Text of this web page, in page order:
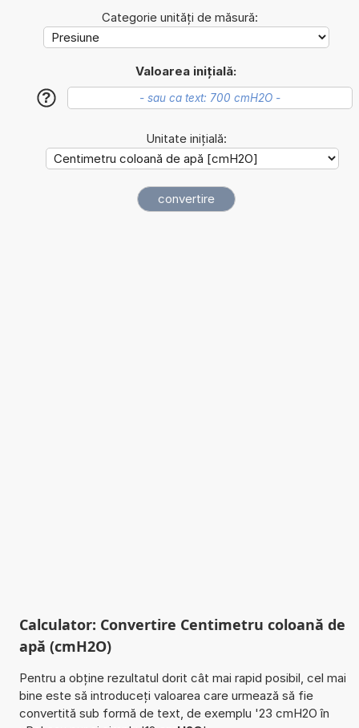
Categorie unități de măsură:
Valoarea inițială:
?
Unitate inițială:
Calculator: Convertire Centimetru coloană de
apă (cmH2O)
Pentru a obține rezultatul dorit cât mai rapid posibil, cel mai
bine este să introduceți valoarea care urmează să fie
convertită sub formă de text, de exemplu '23 cmH2O în